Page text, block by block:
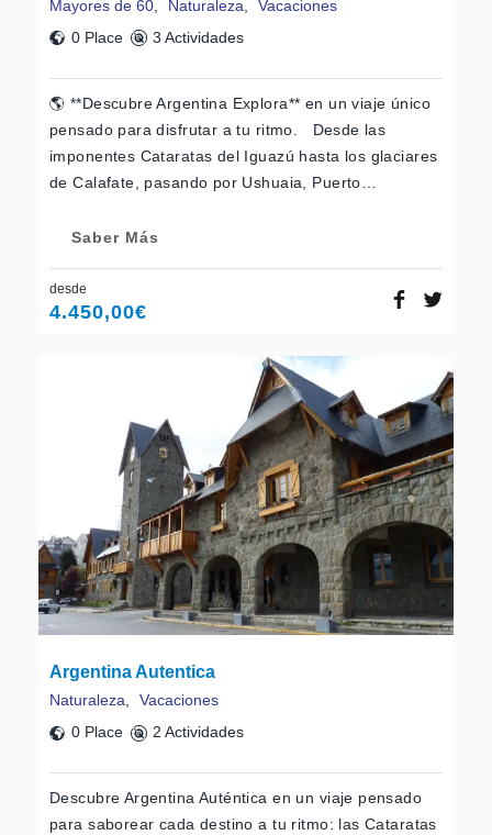
Mayores de 60 Naturaleza
Vacaciones
0 Place
3 Actividades
🌎 **Descubre Argentina Explora** en un viaje único
pensado para disfrutar a tu ritmo. Desde las
imponentes Cataratas del Iguazú hasta los glaciares
de Calafate, pasando por Ushuaia, Puerto…
Saber Más
desde
4.450,00€
Argentina Autentica
Naturaleza,
Vacaciones
0 Place
2 Actividades
Descubre Argentina Auténtica en un viaje pensado
para saborear cada destino a tu ritmo: las Cataratas